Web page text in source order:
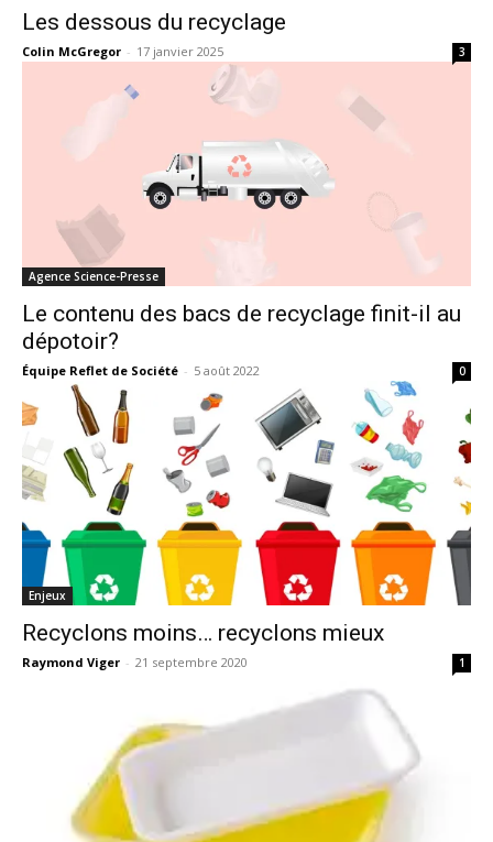
Les dessous du recyclage
Colin McGregor - 17 janvier 2025 3
Agence Science-Presse
Le contenu des bacs de recyclage finit-il au
dépotoir?
Équipe Reflet de Société - 5 août 2022 0
Enjeux
Recyclons moins… recyclons mieux
Raymond Viger - 21 septembre 2020 1